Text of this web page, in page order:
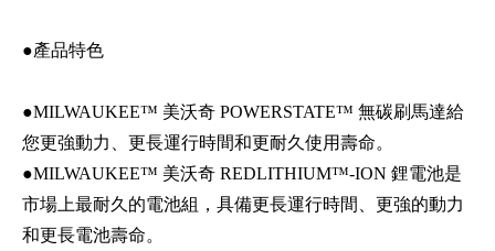
●產品特色
●MILWAUKEE™ 美沃奇 POWERSTATE™ 無碳刷馬達給
您更強動力、更長運行時間和更耐久使用壽命。
●MILWAUKEE™ 美沃奇 REDLITHIUM™-ION 鋰電池是
市場上最耐久的電池組，具備更長運行時間、更強的動力
和更長電池壽命。